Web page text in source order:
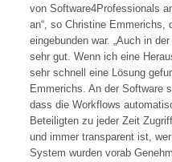
von Software4Professionals
an“, so Christine Emmerichs,
eingebunden war. „Auch in
sehr gut. Wenn ich eine
sehr schnell eine Lösung
Emmerichs. An der Software
dass die Workflows
Beteiligten zu jeder Zeit
und immer transparent ist,
System wurden vorab